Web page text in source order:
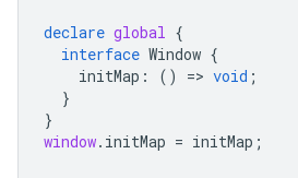
declare global {
interface Window {
initMap : () => void ;
}
}
window. initMap = initMap ;